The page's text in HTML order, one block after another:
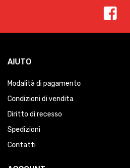
AIUTO
Modalità di pagamento
Condizioni di vendita
Diritto di recesso
Spedizioni
Contatti